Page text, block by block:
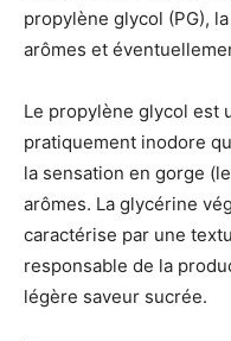
propylène glycol (PG),
arômes et
Le propylène glycol est
pratiquement inodore
la sensation en gorge
arômes. La glycérine
caractérise par une
responsable de la
légère saveur sucrée.